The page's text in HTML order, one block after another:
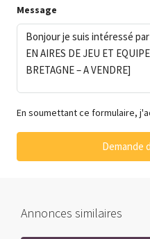
Message
En soumettant ce formulaire,
Demande
Annonces similaires